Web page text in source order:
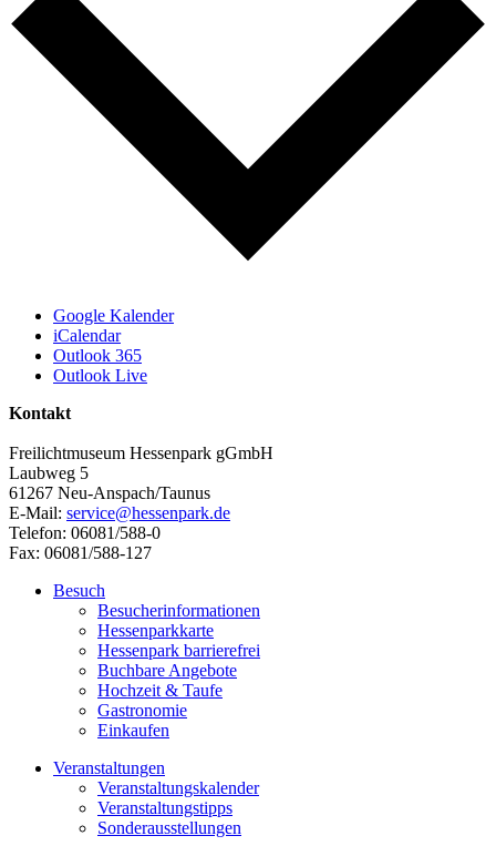
Google Kalender
iCalendar
Outlook 365
Outlook Live
Kontakt
Freilichtmuseum Hessenpark gGmbH
Laubweg 5
61267 Neu-Anspach/Taunus
E-Mail: service@hessenpark.de
Telefon: 06081/588-0
Fax: 06081/588-127
Besuch
Besucherinformationen
Hessenparkkarte
Hessenpark barrierefrei
Buchbare Angebote
Hochzeit & Taufe
Gastronomie
Einkaufen
Veranstaltungen
Veranstaltungskalender
Veranstaltungstipps
Sonderausstellungen